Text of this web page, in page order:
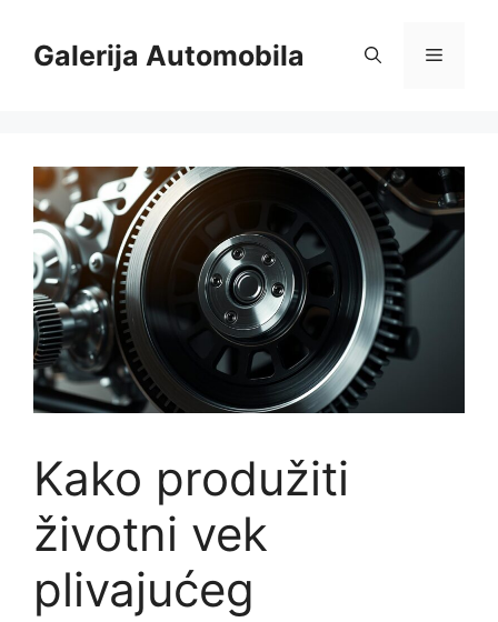
contentGalerija Automobila Menu
Kako produžiti
životni vek
plivajućeg